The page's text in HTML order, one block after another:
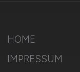
HOME
IMPRESSUM